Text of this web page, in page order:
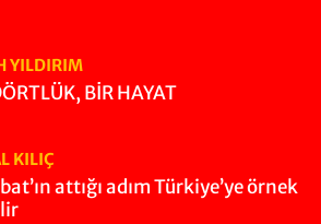
YILDIRIM
BİR HAYAT
KILIÇ
attığı adım Türkiye’ye örnek